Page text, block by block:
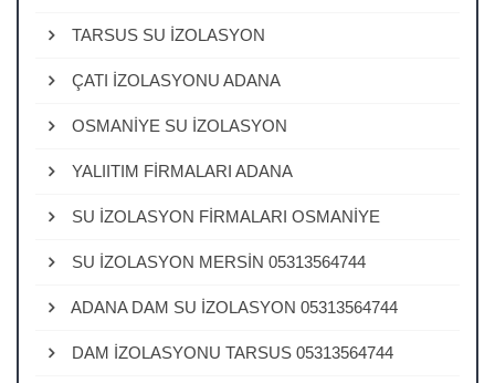
TARSUS SU İZOLASYON
ÇATI İZOLASYONU ADANA
OSMANİYE SU İZOLASYON
YALIITIM FİRMALARI ADANA
SU İZOLASYON FİRMALARI OSMANİYE
SU İZOLASYON MERSİN 05313564744
ADANA DAM SU İZOLASYON 05313564744
DAM İZOLASYONU TARSUS 05313564744